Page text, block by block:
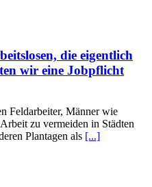
die eigentlich
wir eine Jobpflicht
Feldarbeiter, Männer wie
zu vermeiden in Städten
Plantagen als [...]